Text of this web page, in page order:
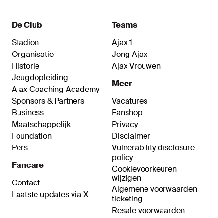
De Club
Stadion
Organisatie
Historie
Jeugdopleiding
Ajax Coaching Academy
Sponsors & Partners
Business
Maatschappelijk
Foundation
Pers
Fancare
Contact
Laatste updates via X
Teams
Ajax 1
Jong Ajax
Ajax Vrouwen
Meer
Vacatures
Fanshop
Privacy
Disclaimer
Vulnerability disclosure
policy
Cookievoorkeuren
wijzigen
Algemene voorwaarden
ticketing
Resale voorwaarden